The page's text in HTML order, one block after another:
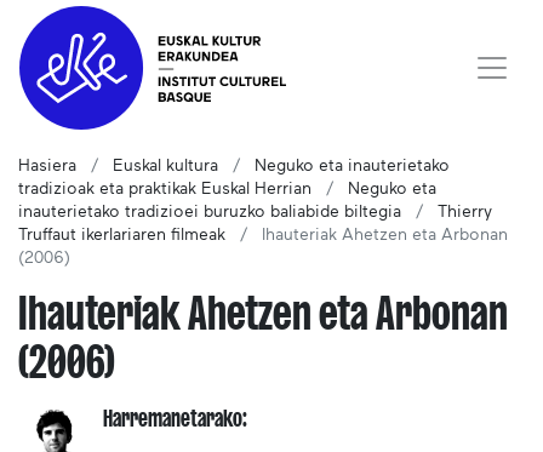
Hasiera Euskal kultura
Neguko eta inauterietako
tradizioak eta praktikak Euskal Herrian
Neguko eta
inauterietako tradizioei buruzko baliabide biltegia
Thierry
Truffaut ikerlariaren filmeak
Ihauteriak Ahetzen eta Arbonan
(2006)
Ihauteriak Ahetzen eta Arbonan
(2006)
Harremanetarako: